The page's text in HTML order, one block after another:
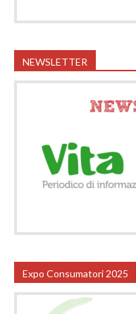
NEWSLETTER
Expo Consumatori 2025